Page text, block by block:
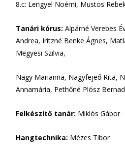
8.c: Lengyel Noémi, Mustos
Tanári kórus: Alpárné Verebes
Andrea, Iritzné Benke Ágnes,
Megyesi Szilvia,
Nagy Marianna, Nagyfejeő Rita,
Annamária, Pethőné Plósz
Felkészítő tanár: Miklós Gábor
Hangtechnika: Mézes Tibor